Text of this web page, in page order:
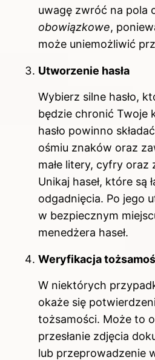
uwagę zwróć na pola
obowiązkowe,
może uniemożliwić
Utworzenie hasła
Wybierz silne hasło,
będzie chronić Twoje
hasło powinno
ośmiu znaków oraz
małe litery, cyfry oraz
Unikaj haseł, które są
odgadnięcia. Po jego
w bezpiecznym
menedżera haseł.
Weryfikacja
W niektórych
okaże się
tożsamości. Może to
przesłanie zdjęcia
lub przeprowadzenie